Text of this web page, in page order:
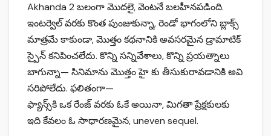
Akhanda 2 బలంగా మొదలై, వెంటనే బలహీనపడింది.
ఇంటర్వెల్ వరకు కొంత పుంజుకున్నా, రెండో భాగంలోని బ్లాక్స్
మాత్రమే కాకుండా, మొత్తం కథనానికి అవసరమైన డ్రామాటిక్
స్పైన్ కనిపించలేదు. కొన్ని సన్నివేశాలు, కొన్ని ప్రయత్నాలు
బాగున్నా— సినిమాను మొత్తం హై కు తీసుకురావడానికి అవి
సరిపోలేదు. ఫలితంగా—
ఫ్యాన్స్‌కి ఒక రేంజ్ వరకు ఓకే అయినా, మిగతా ప్రేక్షకులకు
ఇది కేవలం ఓ సాధారణమైన, uneven sequel.